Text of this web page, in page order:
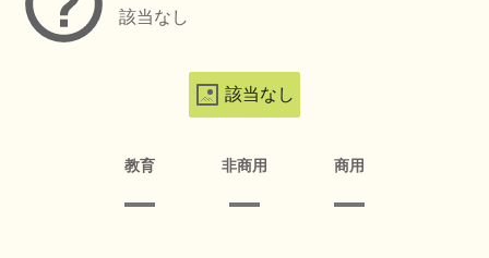
該当なし
該当なし
教育 非商用 商用